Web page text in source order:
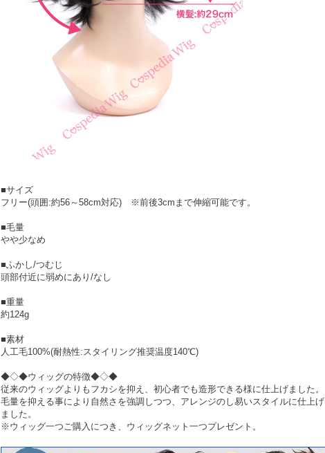
■サイズ
フリー(頭囲:約56～58cm対応) ※前後3cmまで伸縮可能です。
■毛量
やや少なめ
■ふかし/つむじ
頭部付近に弱めにあり/なし
■重量
約124g
■素材
人工毛100%(耐熱性:スタイリング推奨温度140℃)
◆◇◆ウィッグの特徴◆◇◆
従来のウィッグよりもフカシを抑え、初心者でも造形できる様に仕上げました。
毛量を抑える事により自然さを強調しつつ、アレンジのし易いスタイルに仕上げ
ました。
※ウィッグ一つご購入につき、ウィッグネット一つプレゼント。